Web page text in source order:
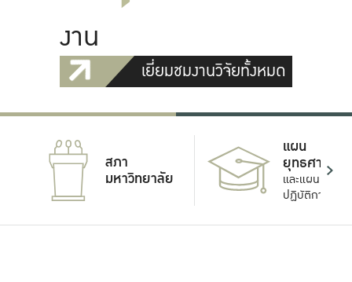
งาน
เยี่ยมชมงานวิจัยทั้งหมด
สภา
มหาวิทยาลัย
แผน
ยุทธศาสตร์
และแผน
ปฏิบัติการ